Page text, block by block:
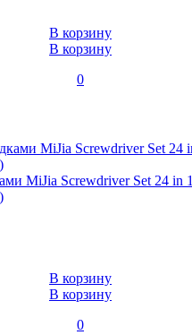
В корзину
В корзину
0
MiJia Screwdriver Set 24 in 1
В корзину
В корзину
0